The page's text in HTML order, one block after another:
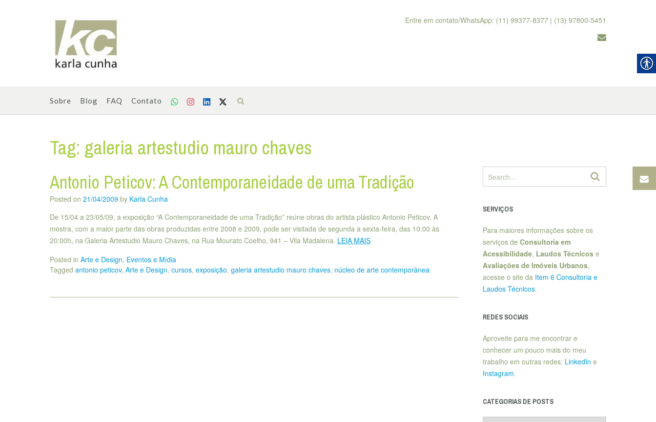
Entre em contato/WhatsApp: (11) 99377-8377 | (13) 97800-5451
Sobre Blog FAQ Contato
Tag: galeria artestudio mauro chaves
Antonio Peticov: A Contemporaneidade de uma Tradição
Posted on 21/04/2009 by Karla Cunha
De 15/04 a 23/05/09, a exposição “A Contemporaneidade de uma Tradição” reúne obras do artista plástico Antonio Peticov. A
mostra, com a maior parte das obras produzidas entre 2008 e 2009, pode ser visitada de segunda a sexta-feira, das 10:00 às
20:00h, na Galeria Artestudio Mauro Chaves, na Rua Mourato Coelho, 941 – Vila Madalena. LEIA MAIS
Posted in Arte e Design, Eventos e Mídia
Tagged antonio peticov, Arte e Design, cursos, exposição, galeria artestudio mauro chaves, núcleo de arte contemporânea
SERVIÇOS
Para maiores informações sobre os
serviços de Consultoria em
Acessibilidade, Laudos Técnicose
Avaliações de Imóveis Urbanos,
acesse o site da Item 6 Consultoria e
Laudos Técnicos.
REDES SOCIAIS
Aproveite para me encontrar e
conhecer um pouco mais do meu
trabalho em outras redes: LinkedIn e
Instagram.
CATEGORIAS DE POSTS